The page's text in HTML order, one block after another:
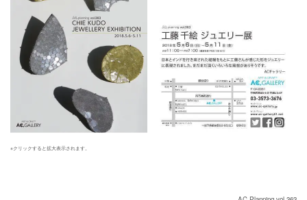
※クリックすると拡大表示されます。